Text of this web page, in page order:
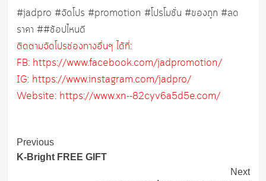
#jadpro #จัดโปร #promotion #โปรโมชั่น #ของถูก #ลด
ราคา ##ช้อปไหนดี
ติดตามจัดโปรช่องทางอื่นๆ ได้ที่:
FB: https://www.facebook.com/jadpromotion/
IG: https://www.instagram.com/jadpro/
Website: https://www.xn--82cyv6a5d5e.com/
Post
Navigation
Previous
K-Bright FREE GIFT
Next